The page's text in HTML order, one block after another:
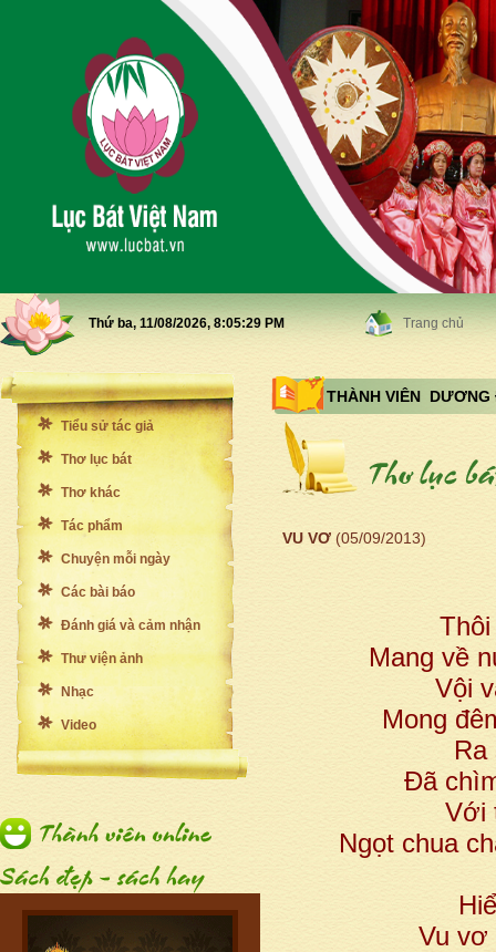
Thứ ba, 11/08/2026, 8:05:31 PM Trang chủ
Tiểu sử tác giả
Thơ lục bát
Thơ khác
Tác phẩm
Chuyện mỗi ngày
Các bài báo
Đánh giá và cảm nhận
Thư viện ảnh
Nhạc
Video
THÀNH VIÊN DƯƠNG
VU VƠ (05/09/2013)
Mang về
Vội
Mong
Đã
Với
Ngọt chua
Vu vơ